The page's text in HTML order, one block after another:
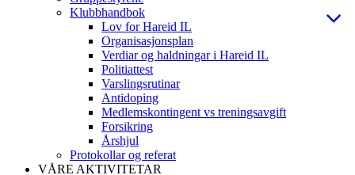
Klubbhandbok
Lov for Hareid IL
Organisasjonsplan
Verdiar og haldningar i Hareid IL
Politiattest
Varslingsrutinar
Antidoping
Medlemskontingent vs treningsavgift
Forsikring
Årshjul
Protokollar og referat
VÅRE AKTIVITETAR